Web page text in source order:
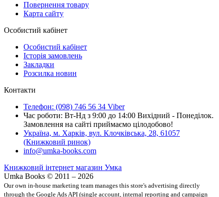
Повернення товару
Карта сайту
Особистий кабінет
Особистий кабінет
Історія замовлень
Закладки
Розсилка новин
Контакти
Телефон: (098) 746 56 34 Viber
Час роботи: Вт-Нд з 9:00 до 14:00 Вихідний - Понеділок.
Замовлення на сайті приймаємо цілодобово!
Україна, м. Харків, вул. Клочківська, 28, 61057
(Книжковий ринок)
info@umka-books.com
Книжковий інтернет магазин Умка
Umka Books © 2011 – 2026
Our own in-house marketing team manages this store's advertising directly
through the Google Ads API (single account, internal reporting and campaign